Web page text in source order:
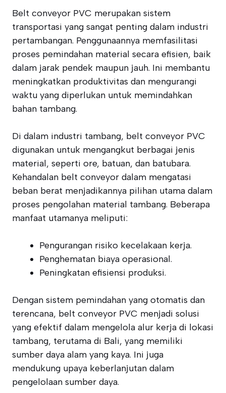
Belt conveyor PVC merupakan sistem
transportasi yang sangat penting dalam industri
pertambangan. Penggunaannya memfasilitasi
proses pemindahan material secara efisien, baik
dalam jarak pendek maupun jauh. Ini membantu
meningkatkan produktivitas dan mengurangi
waktu yang diperlukan untuk memindahkan
bahan tambang.
Di dalam industri tambang, belt conveyor PVC
digunakan untuk mengangkut berbagai jenis
material, seperti ore, batuan, dan batubara.
Kehandalan belt conveyor dalam mengatasi
beban berat menjadikannya pilihan utama dalam
proses pengolahan material tambang. Beberapa
manfaat utamanya meliputi:
Pengurangan risiko kecelakaan kerja.
Penghematan biaya operasional.
Peningkatan efisiensi produksi.
Dengan sistem pemindahan yang otomatis dan
terencana, belt conveyor PVC menjadi solusi
yang efektif dalam mengelola alur kerja di lokasi
tambang, terutama di Bali, yang memiliki
sumber daya alam yang kaya. Ini juga
mendukung upaya keberlanjutan dalam
pengelolaan sumber daya.